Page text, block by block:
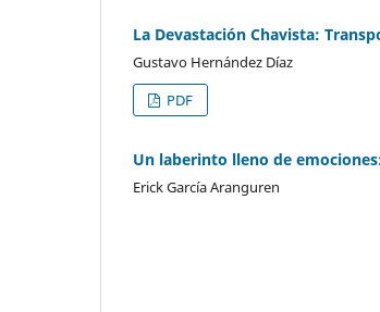
La Devastación Chavista:
Gustavo Hernández Díaz
PDF
Un laberinto lleno de
Erick García Aranguren